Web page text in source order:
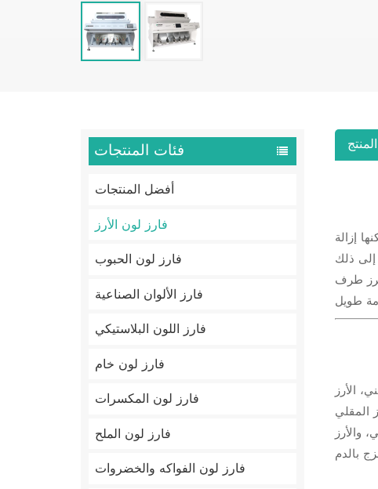
فئات المنتجات
أفضل المنتجات
فارز لون الأرز
فارز لون الحبوب
فارز الألوان الصناعية
فارز اللون البلاستيكي
فارز لون خام
فارز لون المكسرات
فارز لون الملح
فارز لون الفواكه والخضروات
إزالة
طرف
الأرز
والأرز
بالدم